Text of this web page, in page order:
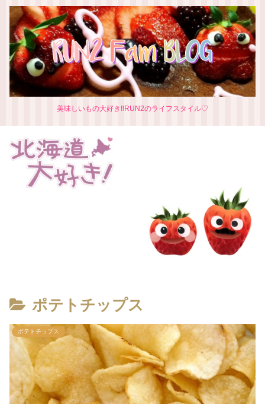
美味しいもの大好き‼RUN2のライフスタイル♡
ポテトチップス
ポテトチップス